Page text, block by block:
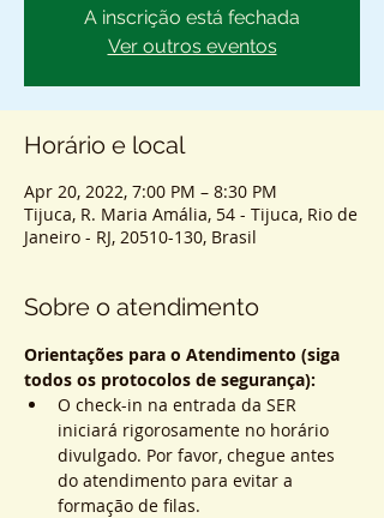
A inscrição está fechada
Ver outros eventos
Horário e local
Apr 20, 2022, 7:00 PM – 8:30 PM
Tijuca, R. Maria Amália, 54 - Tijuca, Rio de
Janeiro - RJ, 20510-130, Brasil
Sobre o atendimento
Orientações para o Atendimento (siga
todos os protocolos de segurança):
O check-in na entrada da SER
iniciará rigorosamente no horário
divulgado. Por favor, chegue antes
do atendimento para evitar a
formação de filas.